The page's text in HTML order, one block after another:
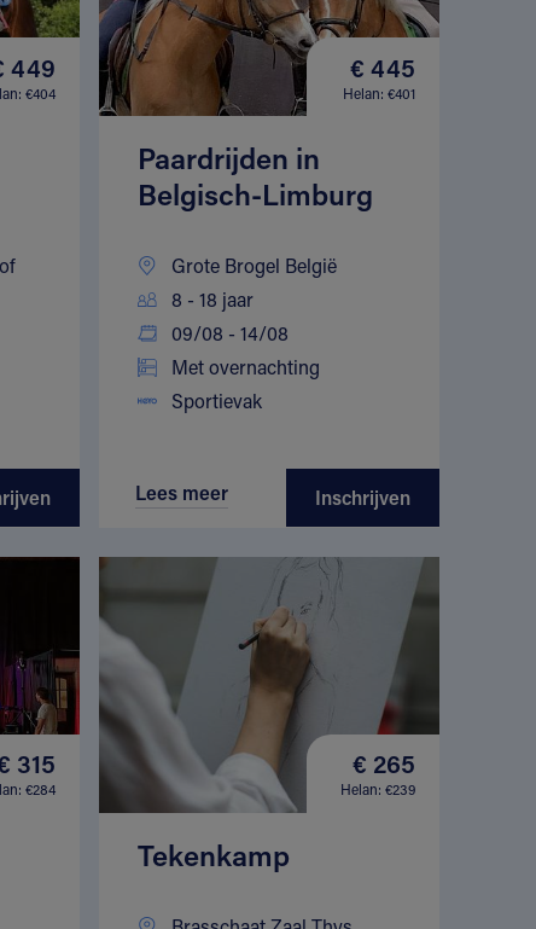
449
€404
€ 445
Helan: €401
Paardrijden in
Belgisch-Limburg
Grote Brogel België
8 - 18 jaar
09/08 - 14/08
Met overnachting
Sportievak
Lees meer Inschrijven
315
€284
€ 265
Helan: €239
Tekenkamp